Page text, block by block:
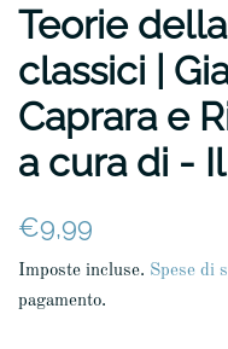
Teorie
classici |
Caprara e
a cura di -
Prezzo
listino
€9,99
Imposte incluse. Spese di
pagamento.